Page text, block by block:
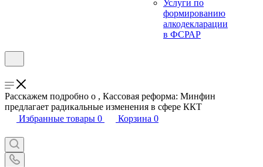
Услуги по
формированию
алкодекларации
в ФСРАР
Расскажем подробно о , Кассовая реформа: Минфин
предлагает радикальные изменения в сфере ККТ
Избранные товары 0 Корзина 0